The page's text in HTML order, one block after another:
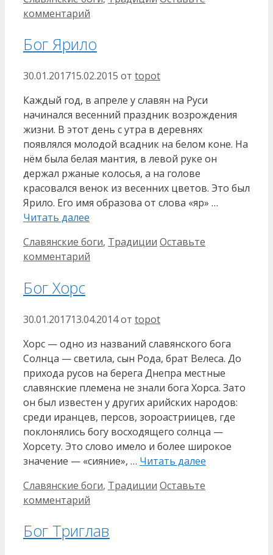
комментарий
Бог Ярило
30.01.201715.02.2015 от topot
Каждый год, в апреле у славян на Руси
начинался весенний праздник возрождения
жизни. В этот день с утра в деревнях
появлялся молодой всадник на белом коне. На
нём была белая мантия, в левой руке он
держал ржаные колосья, а на голове
красовался венок из весенних цветов. Это был
Ярило. Его имя образова от слова «яр» …
Читать далее
Рубрики
Славянские боги, Традиции Оставьте
комментарий
Бог Хорс
30.01.201713.04.2014от topot
Хорс — одно из названий славянского бога
Солнца — светила, сын Рода, брат Велеса. До
прихода русов на берега Днепра местные
славянские племена не знали бога Хорса. Зато
он был известен у других арийских народов:
среди иранцев, персов, зороастриицев, где
поклонялись богу восходящего солнца —
Хорсету. Это слово имело и более широкое
значение — «сияние», … Читать далее
Рубрики
Славянские боги, Традиции Оставьте
комментарий
Бог Триглав